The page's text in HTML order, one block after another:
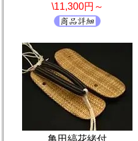
\11,300円～
亀田縞花緒付